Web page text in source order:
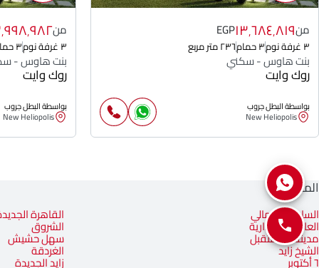
من١٣٬٦٨٤٬٨١٩EGP
٣ غرفة نوم ٣ حمام ٢٣٦ متر مربع
بنت هاوس - سكني
روك وايت
بواسطة البطل جروب
New Heliopolis
من
٣ غرفة نوم ٣ حمام
بنت هاوس -
روك وايت
بواسطة البطل جروب
New Heliopolis
المناطق
الساحل الشمالي
العاصمة الإدارية
مدينة المستقبل
الشيخ زايد
٦ أكتوبر
القاهرة
الشروق
سهل حشيش
الغردقة
زايد الجديدة